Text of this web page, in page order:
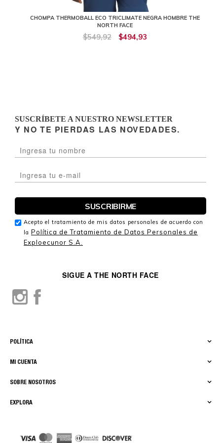
CHOMPA THERMOBALL ECO TRICLIMATE NEGRA HOMBRE THE
NORTH FACE
$549,92 $494,93
EXPLORA
SOBRE NOSOTROS
MI CUENTA
POLÍTICA
SIGUE A THE NORTH FACE
SUSCRÍBETE A NUESTRO NEWSLETTER
Y NO TE PIERDAS LAS NOVEDADES.
Acepto el tratamiento de mis datos personales de acuerdo con
la Política de Tratamiento de Datos Personales de
Exploecunor S.A.